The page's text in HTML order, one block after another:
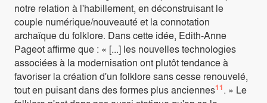
notre relation à l'habillement, en déconstruisant le
couple numérique/nouveauté et la connotation
archaïque du folklore. Dans cette idée, Edith-Anne
Pageot affirme que : « [...] les nouvelles technologies
associées à la modernisation ont plutôt tendance à
favoriser la création d'un folklore sans cesse renouvelé,
tout en puisant dans des formes plus anciennes11. » Le